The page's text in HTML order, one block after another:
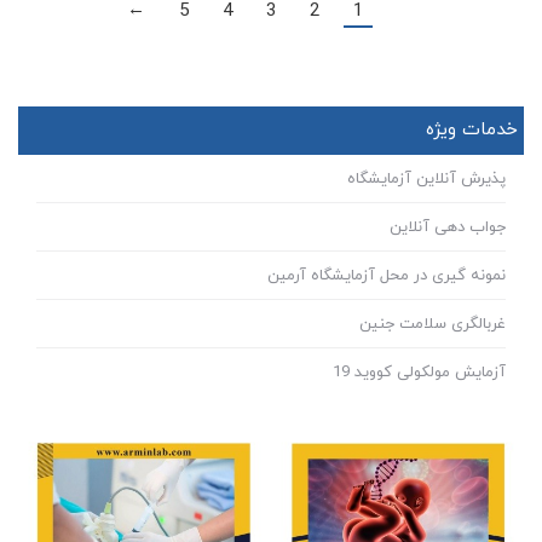
1
2
3
4
5
→
خدمات ویژه
پذیرش آنلاین آزمایشگاه
جواب دهی آنلاین
نمونه گیری در محل آزمایشگاه آرمین
غربالگری سلامت جنین
آزمایش مولکولی کووید 19